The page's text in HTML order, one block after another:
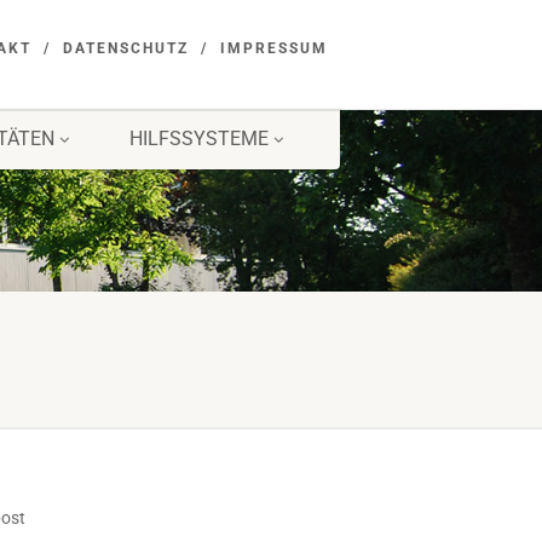
DATENSCHUTZ IMPRESSUM
HILFSSYSTEME